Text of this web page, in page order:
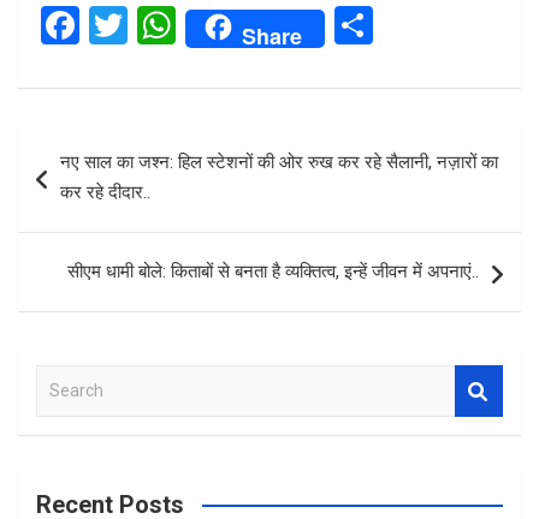
F
ce
o
k
T
tt
W
h
at
s
A
p
Share
ar
e
navigation
नए साल का जश्न: हिल स्टेशनों की ओर रुख कर रहे सैलानी, नज़ारों का
कर रहे दीदार..
सीएम धामी बोले: किताबों से बनता है व्यक्तित्व, इन्हें जीवन में अपनाएं..
a
c
Recent Posts